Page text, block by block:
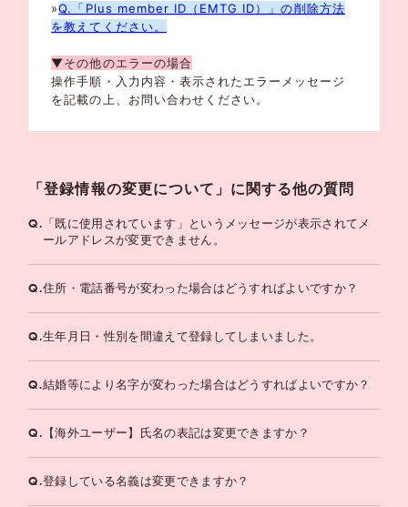
»Q.「Plus member ID（EMTG ID）」の削除方法
を教えてください。
▼その他のエラーの場合
操作手順・入力内容・表示されたエラーメッセージ
を記載の上、お問い合わせください。
「登録情報の変更について」に関する他の質問
Q. 「既に使用されています」というメッセージが表示されてメ
ールアドレスが変更できません。
Q.住所・電話番号が変わった場合はどうすればよいですか？
Q.生年月日・性別を間違えて登録してしまいました。
Q.結婚等により名字が変わった場合はどうすればよいですか？
Q. 【海外ユーザー】氏名の表記は変更できますか？
Q.登録している名義は変更できますか？